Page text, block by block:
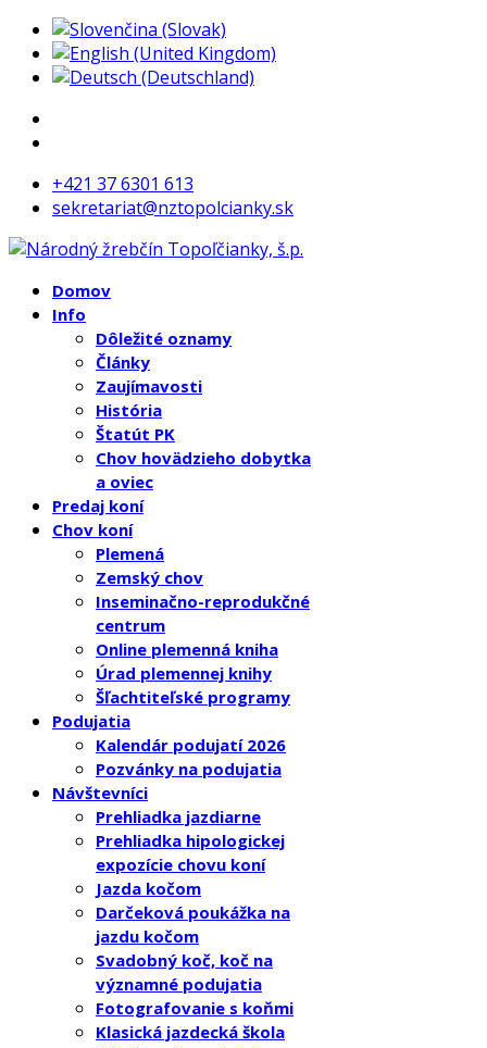
+421 37 6301 613
sekretariat@nztopolcianky.sk
Domov
Info
Dôležité oznamy
Články
Zaujímavosti
História
Štatút PK
Chov hovädzieho dobytka
a oviec
Predaj koní
Chov koní
Plemená
Zemský chov
Inseminačno-reprodukčné
centrum
Online plemenná kniha
Úrad plemennej knihy
Šľachtiteľské programy
Podujatia
Kalendár podujatí 2026
Pozvánky na podujatia
Návštevníci
Prehliadka jazdiarne
Prehliadka hipologickej
expozície chovu koní
Jazda kočom
Darčeková poukážka na
jazdu kočom
Svadobný koč, koč na
významné podujatia
Fotografovanie s koňmi
Klasická jazdecká škola